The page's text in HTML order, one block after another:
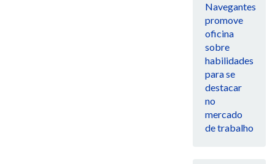
Navegantes
promove
oficina
sobre
habilidades
para se
destacar
no
mercado
de trabalho